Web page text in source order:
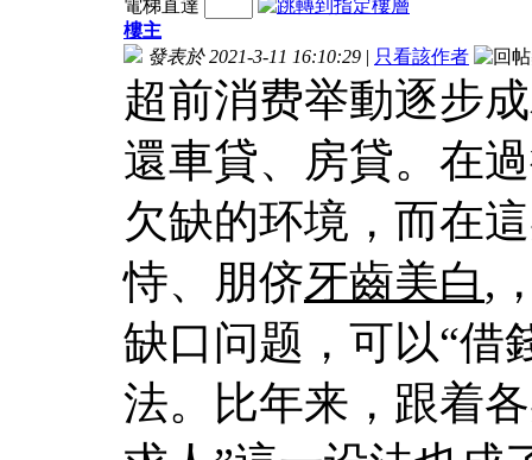
電梯直達
樓主
發表於 2021-3-11 16:10:29 | 只看該作者
超前消费举動逐步
還車貸、房貸。在
欠缺的环境，而在
恃、朋侪牙齒美白,
缺口问题，可以“借
法。比年来，跟着